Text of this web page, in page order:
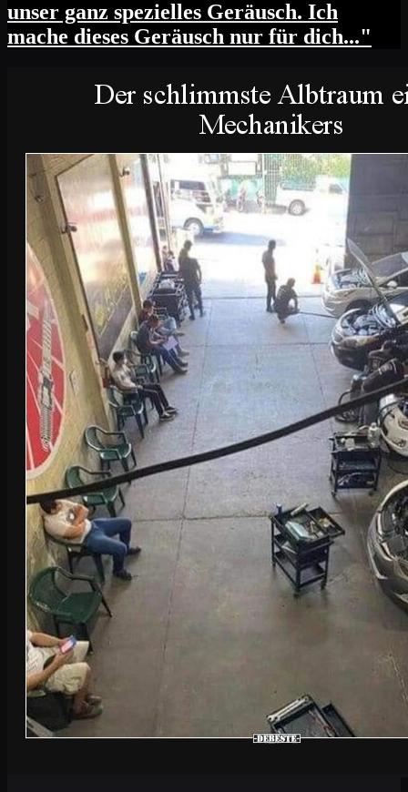
unser ganz spezielles Geräusch. Ich
mache dieses Geräusch nur für dich..."